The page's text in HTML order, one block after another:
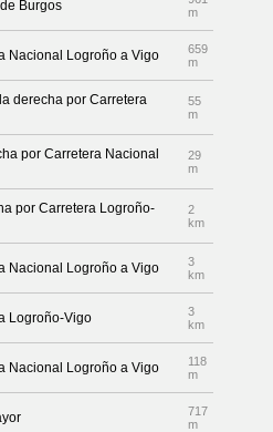
Burgos
m
Nacional Logroño a Vigo
659
m
derecha por Carretera
55
m
por Carretera Nacional
29
m
por Carretera Logroño-
2
km
Nacional Logroño a Vigo
3
km
Logroño-Vigo
3
km
Nacional Logroño a Vigo
118
m
717
m